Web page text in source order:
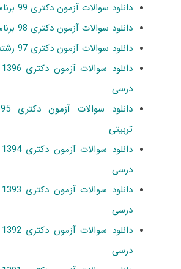
دانلود سوالات آزمون دکتری 99 برنامه‌ریزی درسی
دانلود سوالات آزمون دکتری 98 برنامه‌ریزی درسی
دانلود سوالات آزمون دکتری 97 رشته برنامه‌ریزی درسی
درسی
تربیتی
درسی
درسی
درسی